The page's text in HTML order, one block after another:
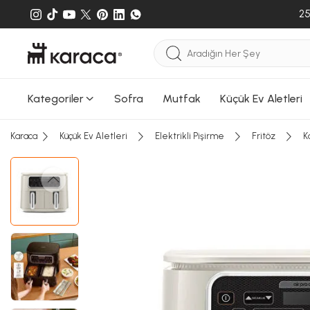
Kategoriler Sofra Mutfak Küçük Ev Aletleri
Karaca Küçük Ev Aletleri Elektrikli Pişirme Fritöz